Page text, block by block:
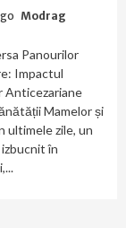
Modrag
Panourilor
Impactul
Anticezariane
Mamelor și
ultimele zile, un
izbucnit în